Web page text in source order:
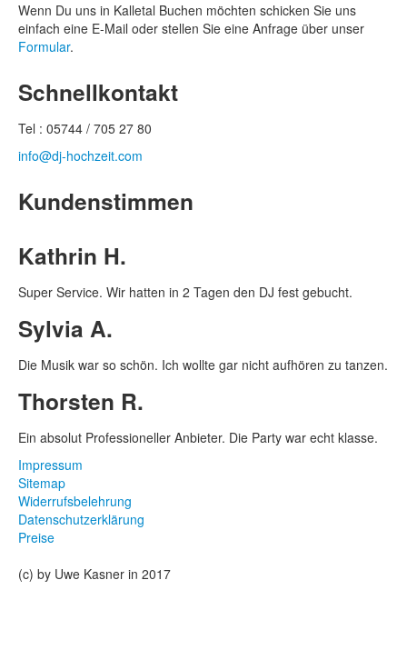
Wenn Du uns in Kalletal Buchen möchten schicken Sie uns
einfach eine E-Mail oder stellen Sie eine Anfrage über unser
Formular.
Schnellkontakt
Tel : 05744 / 705 27 80
info@dj-hochzeit.com
Kundenstimmen
Kathrin H.
Super Service. Wir hatten in 2 Tagen den DJ fest gebucht.
Sylvia A.
Die Musik war so schön. Ich wollte gar nicht aufhören zu tanzen.
Thorsten R.
Ein absolut Professioneller Anbieter. Die Party war echt klasse.
Impressum
Sitemap
Widerrufsbelehrung
Datenschutzerklärung
Preise
(c) by Uwe Kasner in 2017